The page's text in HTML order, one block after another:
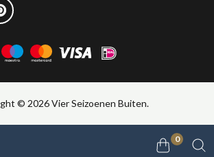
0
© 2026 Vier Seizoenen Buiten.